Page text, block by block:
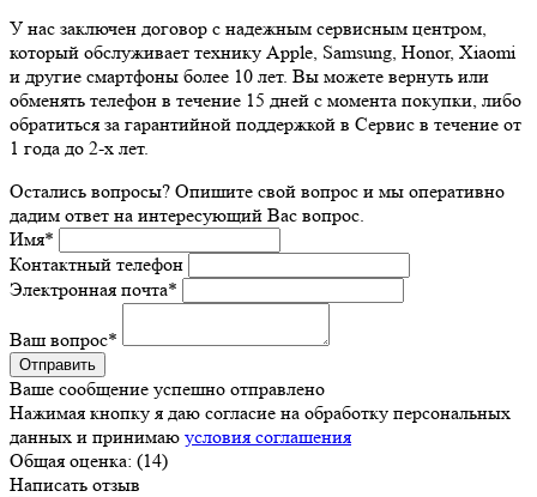
У нас заключен договор с надежным сервисным центром,
который обслуживает технику Apple, Samsung, Honor, Xiaomi
и другие смартфоны более 10 лет. Вы можете вернуть или
обменять телефон в течение 15 дней с момента покупки, либо
обратиться за гарантийной поддержкой в Сервис в течение от
1 года до 2-х лет.
Остались вопросы? Опишите свой вопрос и мы оперативно
дадим ответ на интересующий Вас вопрос.
Имя*
Контактный телефон
Электронная почта*
Ваш вопрос*
Ваше сообщение успешно отправлено
Нажимая кнопку я даю согласие на обработку персональных
данных и принимаю условия соглашения
Общая оценка: (14)
Написать отзыв